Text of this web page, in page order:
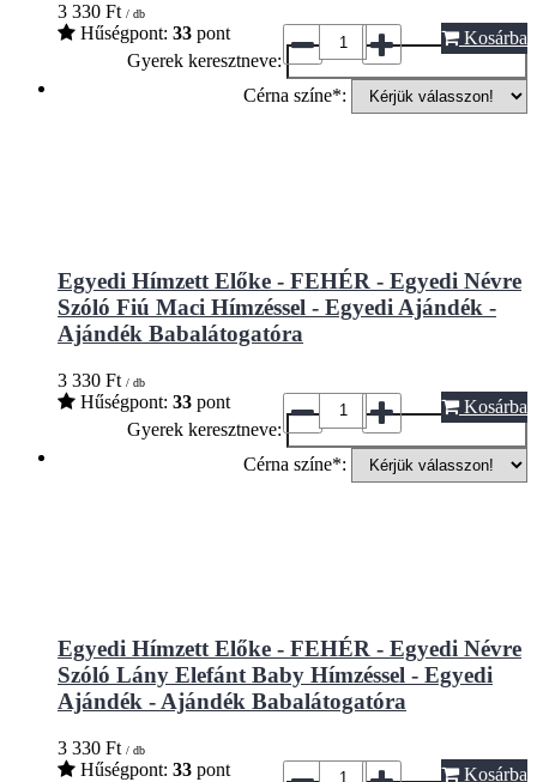
3 330 Ft / db
Hűségpont: 33 pont
Gyerek keresztneve:
Cérna színe*:
Kosárba
Egyedi Hímzett Előke - FEHÉR - Egyedi Névre
Szóló Fiú Maci Hímzéssel - Egyedi Ajándék -
Ajándék Babalátogatóra
3 330 Ft / db
Hűségpont: 33 pont
Gyerek keresztneve:
Cérna színe*:
Kosárba
Egyedi Hímzett Előke - FEHÉR - Egyedi Névre
Szóló Lány Elefánt Baby Hímzéssel - Egyedi
Ajándék - Ajándék Babalátogatóra
3 330 Ft / db
Hűségpont: 33 pont
Kosárba